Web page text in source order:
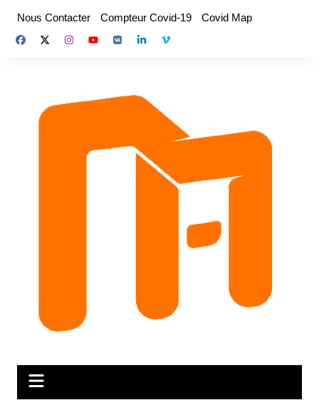
contenu
Nous Contacter Compteur Covid-19 Covid Map